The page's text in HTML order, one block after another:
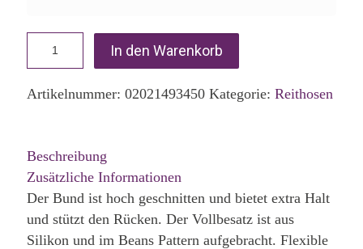
In den Warenkorb
Artikelnummer: 02021493450 Kategorie: Reithosen
Beschreibung
Zusätzliche Informationen
Der Bund ist hoch geschnitten und bietet extra Halt
und stützt den Rücken. Der Vollbesatz ist aus
Silikon und im Beans Pattern aufgebracht. Flexible